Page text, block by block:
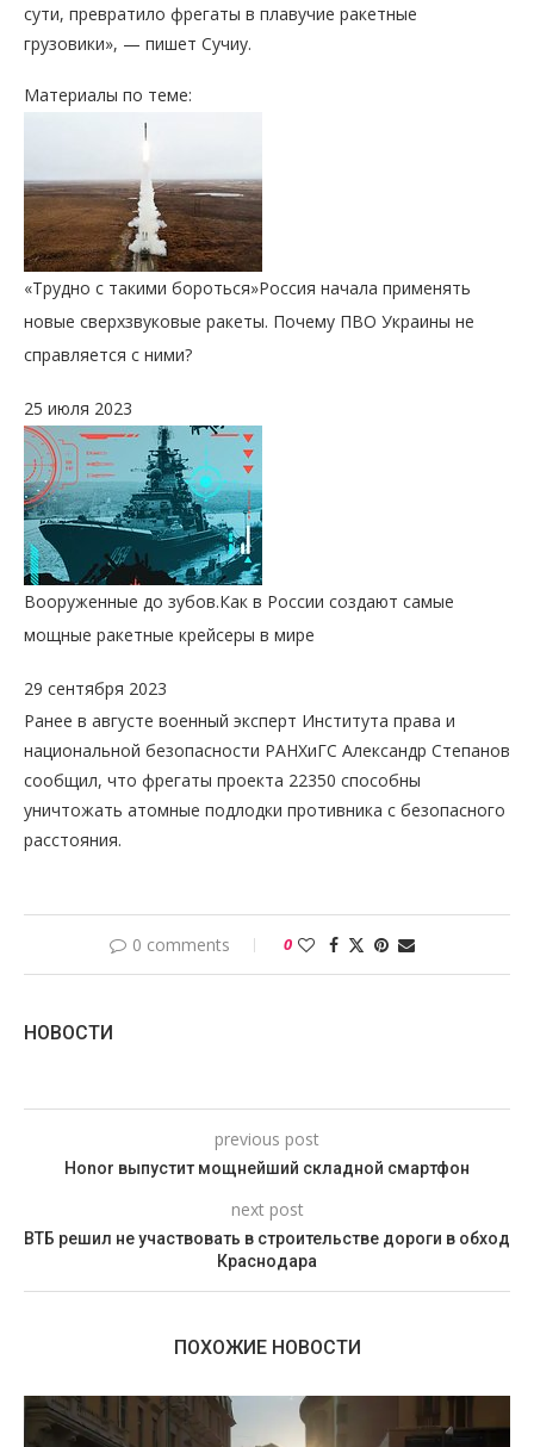
сути, превратило фрегаты в плавучие ракетные
грузовики», — пишет Сучиу.
Материалы по теме:
«Трудно с такими бороться»Россия начала применять
новые сверхзвуковые ракеты. Почему ПВО Украины не
справляется с ними?
25 июля 2023
Вооруженные до зубов.Как в России создают самые
мощные ракетные крейсеры в мире
29 сентября 2023
Ранее в августе военный эксперт Института права и
национальной безопасности РАНХиГС Александр Степанов
сообщил, что фрегаты проекта 22350 способны
уничтожать атомные подлодки противника с безопасного
расстояния.
0 comments 0
НОВОСТИ
previous post
Honor выпустит мощнейший складной смартфон
next post
ВТБ решил не участвовать в строительстве дороги в обход
Краснодара
ПОХОЖИЕ НОВОСТИ